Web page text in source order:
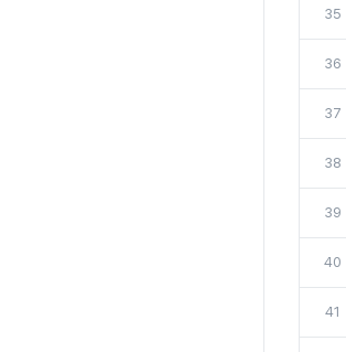
35
36
37
38
39
40
41